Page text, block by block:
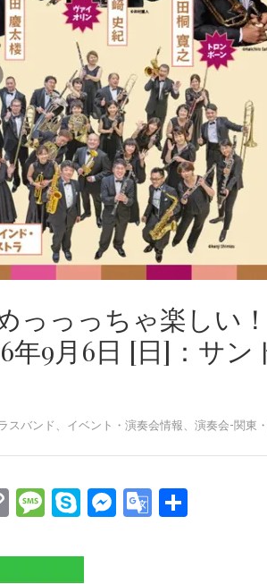
っっっちゃ楽しい！
9月6日 [日]：サン
スバンド イベント・演奏会情報 演奏会-関東
CopyMessage
SkypeMessenger
Google